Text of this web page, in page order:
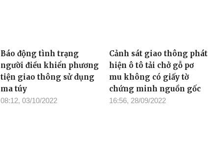
Báo động tình trạng
người điều khiển phương
tiện giao thông sử dụng
ma túy
08:12, 03/10/2022
Cảnh sát giao thông phát
hiện ô tô tải chở gỗ pơ
mu không có giấy tờ
chứng minh nguồn gốc
16:56, 28/09/2022